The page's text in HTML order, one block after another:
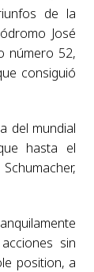
de la
José
número 52,
consiguió
del mundial
hasta el
sin
position, a